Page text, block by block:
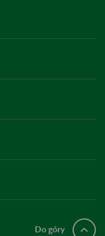
Do góry